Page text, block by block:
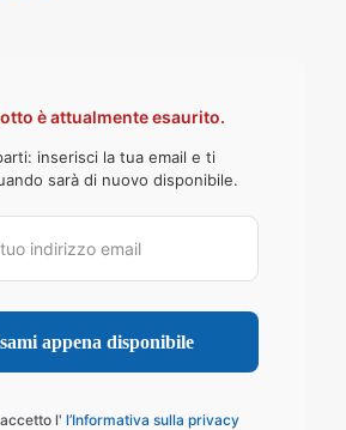
è attualmente esaurito.
inserisci la tua email e ti
sarà di nuovo disponibile.
l' l’Informativa sulla privacy